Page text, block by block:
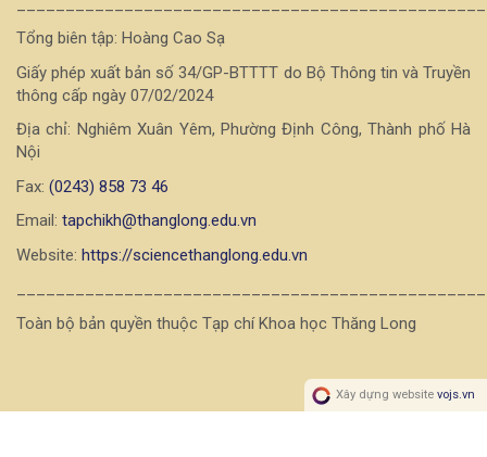
Tổng biên tập: Hoàng Cao Sạ
Giấy phép xuất bản số 34/GP-BTTTT do Bộ Thông tin và Truyền
thông cấp ngày 07/02/2024
Địa chỉ: Nghiêm Xuân Yêm, Phường Định Công, Thành phố Hà
Nội
Fax: (0243) 858 73 46
Email: tapchikh@thanglong.edu.vn
Website: https://sciencethanglong.edu.vn
Toàn bộ bản quyền thuộc Tạp chí Khoa học Thăng Long